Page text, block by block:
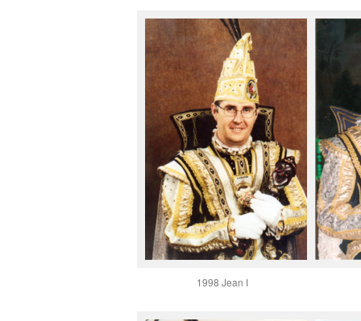
1998 Jean I